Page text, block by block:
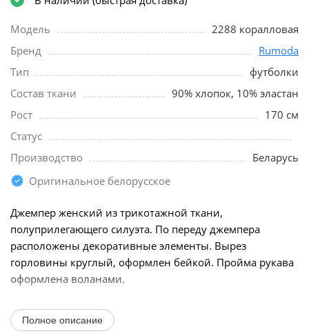
Модель
2288 коралловая
Бренд
Rumoda
Тип
футболки
Состав ткани
90% хлопок, 10% эластан
Рост
170 см
Статус
Производство
Беларусь
Оригинальное белорусское
Джемпер женский из трикотажной ткани,
полуприлегающего силуэта. По переду джемпера
расположены декоративные элементы. Вырез
горловины круглый, оформлен бейкой. Пройма рукава
оформлена воланами.
Промеры на примере 50 размера: ОГ-108 см, ОБ-112
см. Длина изделия: 63 см.
Полное описание